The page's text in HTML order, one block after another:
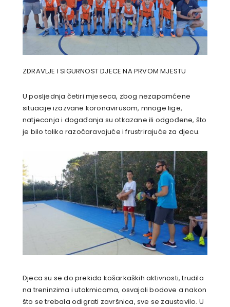
ZDRAVLJE I SIGURNOST DJECE NA PRVOM MJESTU
U posljednja četiri mjeseca, zbog nezapamćene
situacije izazvane koronavirusom, mnoge lige,
natjecanja i događanja su otkazane ili odgođene, što
je bilo toliko razočaravajuće i frustrirajuće za djecu.
Djeca su se do prekida košarkaških aktivnosti, trudila
na treninzima i utakmicama, osvajali bodove a nakon
što se trebala odigrati završnica, sve se zaustavilo. U